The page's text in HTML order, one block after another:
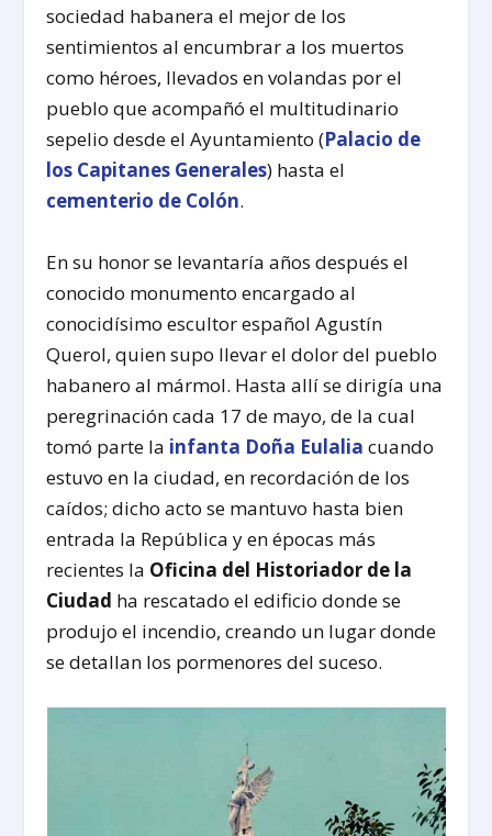
sociedad habanera el mejor de los
sentimientos al encumbrar a los muertos
como héroes, llevados en volandas por el
pueblo que acompañó el multitudinario
sepelio desde el Ayuntamiento (Palacio de
los Capitanes Generales) hasta el
cementerio de Colón.
En su honor se levantaría años después el
conocido monumento encargado al
conocidísimo escultor español Agustín
Querol, quien supo llevar el dolor del pueblo
habanero al mármol. Hasta allí se dirigía una
peregrinación cada 17 de mayo, de la cual
tomó parte la infanta Doña Eulalia cuando
estuvo en la ciudad, en recordación de los
caídos; dicho acto se mantuvo hasta bien
entrada la República y en épocas más
recientes la Oficina del Historiador de la
Ciudad ha rescatado el edificio donde se
produjo el incendio, creando un lugar donde
se detallan los pormenores del suceso.